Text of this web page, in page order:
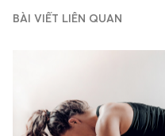
BÀI VIẾT LIÊN QUAN